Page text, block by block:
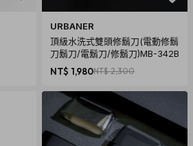
URBANER
頂級水洗式雙頭修鬍刀(電動修鬍
刀鬍刀/電鬍刀/修鬍刀)MB-342B
NT$ 1,980NT$ 2,300